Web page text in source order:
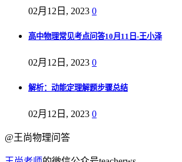
02月12日, 2023 0
高中物理常见考点问答10月11日-王小泽
02月12日, 2023 0
解析：动能定理解题步骤总结
02月12日, 2023 0
@王尚物理问答